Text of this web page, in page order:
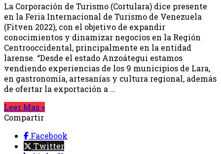
La Corporación de Turismo (Cortulara) dice presente
en la Feria Internacional de Turismo de Venezuela
(Fitven 2022), con el objetivo de expandir
conocimientos y dinamizar negocios en la Región
Centrooccidental, principalmente en la entidad
larense. “Desde el estado Anzoátegui estamos
vendiendo experiencias de los 9 municipios de Lara,
en gastronomía, artesanías y cultura regional, además
de ofertar la exportación a …
Leer Mas »
Compartir
Facebook
Twitter